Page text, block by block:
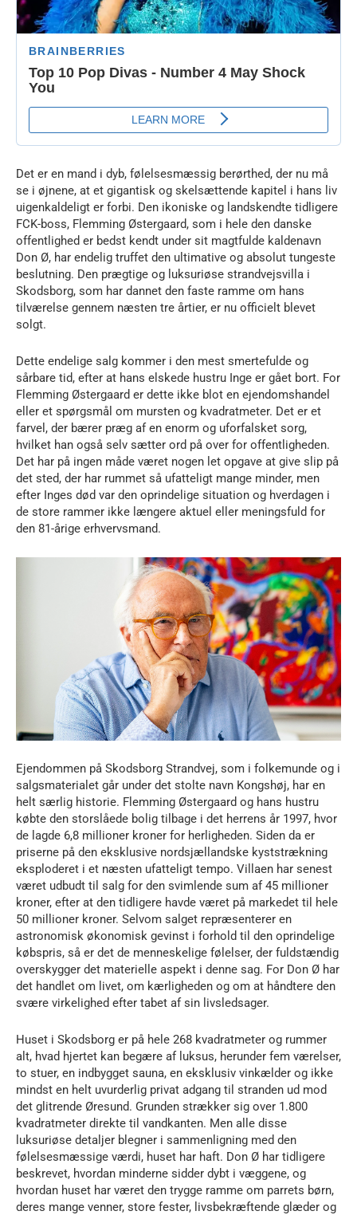
Det er en mand i dyb, følelsesmæssig berørthed, der nu må
se i øjnene, at et gigantisk og skelsættende kapitel i hans liv
uigenkaldeligt er forbi. Den ikoniske og landskendte tidligere
FCK-boss, Flemming Østergaard, som i hele den danske
offentlighed er bedst kendt under sit magtfulde kaldenavn
Don Ø, har endelig truffet den ultimative og absolut tungeste
beslutning. Den prægtige og luksuriøse strandvejsvilla i
Skodsborg, som har dannet den faste ramme om hans
tilværelse gennem næsten tre årtier, er nu officielt blevet
solgt.
Dette endelige salg kommer i den mest smertefulde og
sårbare tid, efter at hans elskede hustru Inge er gået bort. For
Flemming Østergaard er dette ikke blot en ejendomshandel
eller et spørgsmål om mursten og kvadratmeter. Det er et
farvel, der bærer præg af en enorm og uforfalsket sorg,
hvilket han også selv sætter ord på over for offentligheden.
Det har på ingen måde været nogen let opgave at give slip på
det sted, der har rummet så ufatteligt mange minder, men
efter Inges død var den oprindelige situation og hverdagen i
de store rammer ikke længere aktuel eller meningsfuld for
den 81-årige erhvervsmand.
Ejendommen på Skodsborg Strandvej, som i folkemunde og i
salgsmaterialet går under det stolte navn Kongshøj, har en
helt særlig historie. Flemming Østergaard og hans hustru
købte den storslåede bolig tilbage i det herrens år 1997, hvor
de lagde 6,8 millioner kroner for herligheden. Siden da er
priserne på den eksklusive nordsjællandske kyststrækning
eksploderet i et næsten ufatteligt tempo. Villaen har senest
været udbudt til salg for den svimlende sum af 45 millioner
kroner, efter at den tidligere havde været på markedet til hele
50 millioner kroner. Selvom salget repræsenterer en
astronomisk økonomisk gevinst i forhold til den oprindelige
købspris, så er det de menneskelige følelser, der fuldstændig
overskygger det materielle aspekt i denne sag. For Don Ø har
det handlet om livet, om kærligheden og om at håndtere den
svære virkelighed efter tabet af sin livsledsager.
Huset i Skodsborg er på hele 268 kvadratmeter og rummer
alt, hvad hjertet kan begære af luksus, herunder fem værelser,
to stuer, en indbygget sauna, en eksklusiv vinkælder og ikke
mindst en helt uvurderlig privat adgang til stranden ud mod
det glitrende Øresund. Grunden strækker sig over 1.800
kvadratmeter direkte til vandkanten. Men alle disse
luksuriøse detaljer blegner i sammenligning med den
følelsesmæssige værdi, huset har haft. Don Ø har tidligere
beskrevet, hvordan minderne sidder dybt i væggene, og
hvordan huset har været den trygge ramme om parrets børn,
deres mange venner, store fester, livsbekræftende glæder og